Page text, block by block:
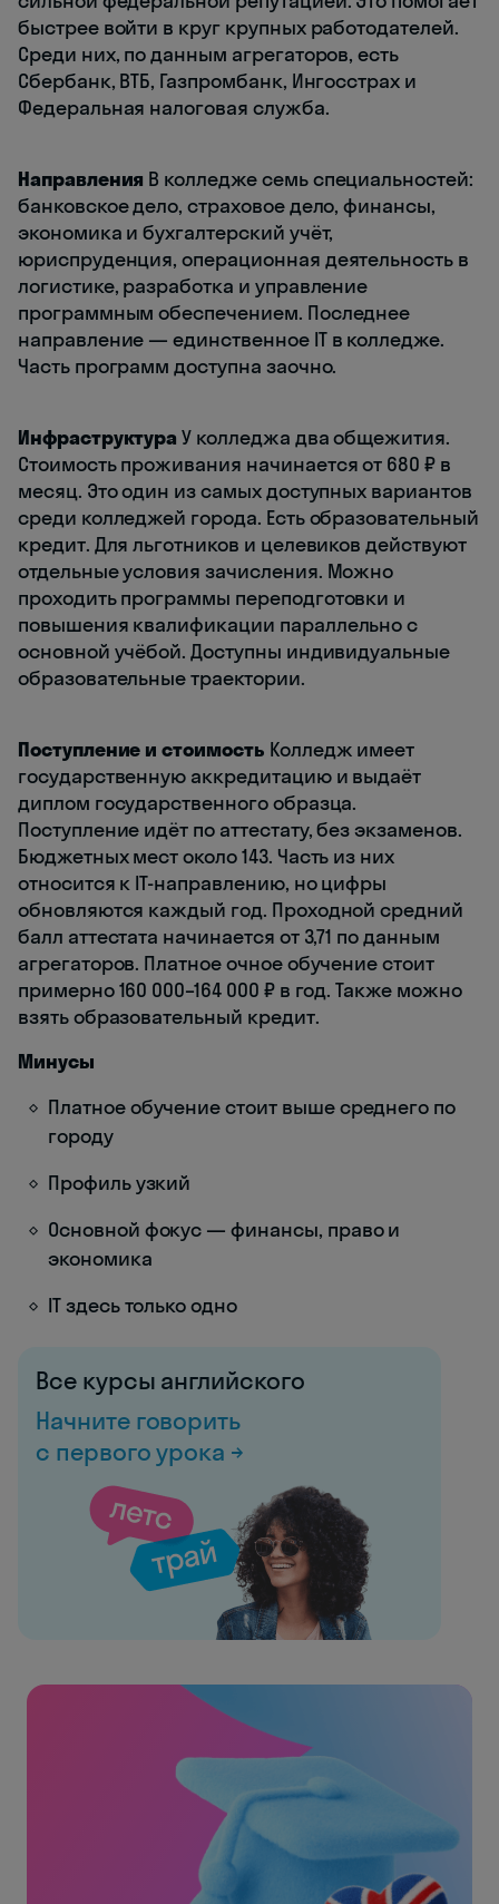
быстрее войти в круг крупных работодателей.
Среди них, по данным агрегаторов, есть
Сбербанк, ВТБ, Газпромбанк, Ингосстрах и
Федеральная налоговая служба.
Направления В колледже семь специальностей:
банковское дело, страховое дело, финансы,
экономика и бухгалтерский учёт,
юриспруденция, операционная деятельность в
логистике, разработка и управление
программным обеспечением. Последнее
направление — единственное IT в колледже.
Часть программ доступна заочно.
ИнфраструктураУ колледжа два общежития.
Стоимость проживания начинается от 680 ₽ в
месяц. Это один из самых доступных вариантов
среди колледжей города. Есть образовательный
кредит. Для льготников и целевиков действуют
отдельные условия зачисления. Можно
проходить программы переподготовки и
повышения квалификации параллельно с
основной учёбой. Доступны индивидуальные
образовательные траектории.
Поступление и стоимость Колледж имеет
государственную аккредитацию и выдаёт
диплом государственного образца.
Поступление идёт по аттестату, без экзаменов.
Бюджетных мест около 143. Часть из них
относится к IT-направлению, но цифры
обновляются каждый год. Проходной средний
балл аттестата начинается от 3,71 по данным
агрегаторов. Платное очное обучение стоит
примерно 160 000–164 000 ₽ в год. Также можно
взять образовательный кредит.
Минусы
Платное обучение стоит выше среднего по
городу
Профиль узкий
Основной фокус — финансы, право и
экономика
IT здесь только одно
Все курсы английского
Начните говорить
с первого урока →